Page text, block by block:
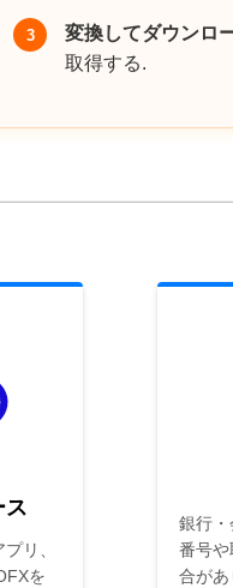
3 変換してダウンロ
取得する.
ス
リ、
を
銀行
番号
合があ